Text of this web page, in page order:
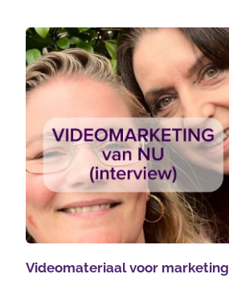
Videomateriaal voor marketing